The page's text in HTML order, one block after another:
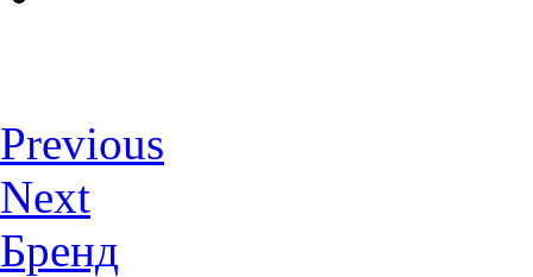
Previous
Next
Бренд